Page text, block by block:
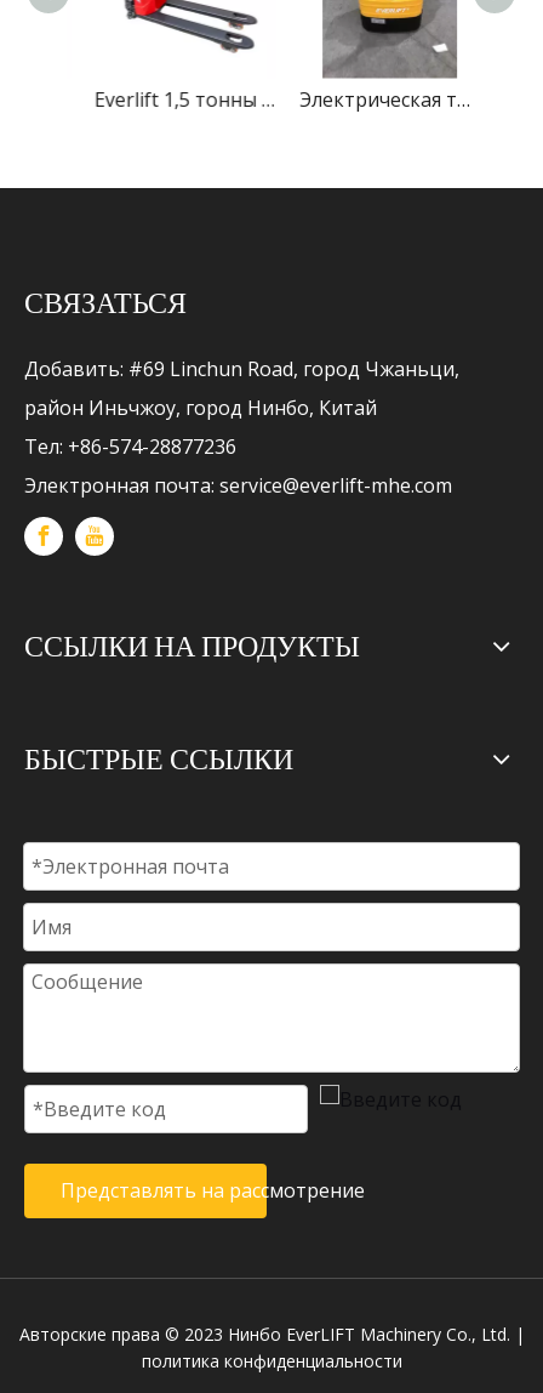
Everlift 1,5 тонны 2 тонны, высота подъема 200 мм, электрическая тележка с питанием от литиевой батареи Электрическая тележка Everlift 2 тонны 2000 кг с двигателем переменного тока Контроллер Curtis переменного тока ELEP-20B
СВЯЗАТЬСЯ
Добавить: #69 Linchun Road, город Чжаньци,
район Иньчжоу, город Нинбо, Китай
Тел: +86-574-28877236
Электронная почта: service@everlift-mhe.com
ССЫЛКИ НА ПРОДУКТЫ
БЫСТРЫЕ ССЫЛКИ
Представлять на рассмотрение
Авторские права © 2023 Нинбо EverLIFT Machinery Co., Ltd. |
политика конфиденциальности